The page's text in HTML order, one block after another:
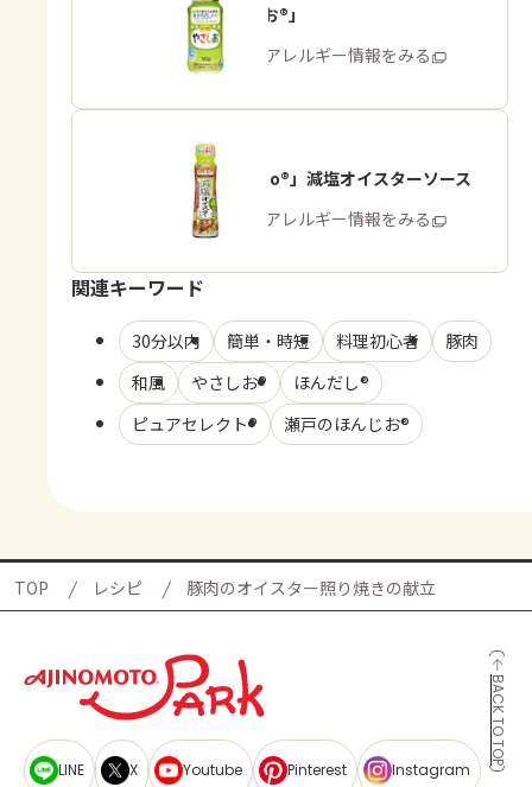
「やさしお®」
商品・アレルギー情報をみる
「Cook Do®」減塩オイスターソース
商品・アレルギー情報をみる
関連キーワード
30分以内 簡単・時短 料理初心者
豚肉
和風
やさしお®
ほんだし®
ピュアセレクト®
瀬戸のほんじお®
TOP レシピ 豚肉のオイスター照り焼きの献立
BACK TO TOP
LINE X Youtube Pinterest Instagram